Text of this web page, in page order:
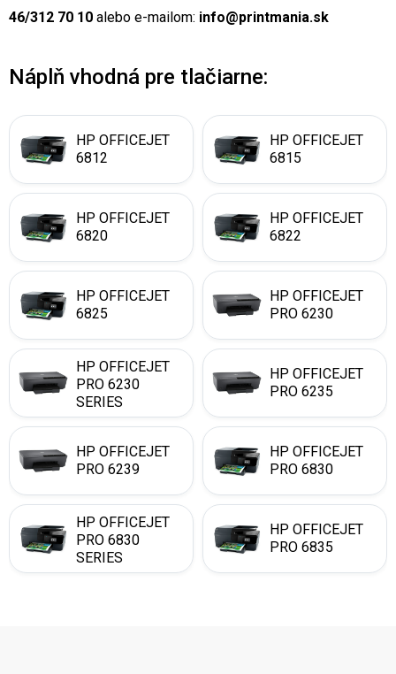
46/312 70 10 alebo e-mailom: info@printmania.sk
Náplň vhodná pre tlačiarne:
HP OFFICEJET
6812
HP OFFICEJET
6815
HP OFFICEJET
6820
HP OFFICEJET
6822
HP OFFICEJET
6825
HP OFFICEJET
PRO 6230
HP OFFICEJET
PRO 6230
SERIES
HP OFFICEJET
PRO 6235
HP OFFICEJET
PRO 6239
HP OFFICEJET
PRO 6830
HP OFFICEJET
PRO 6830
SERIES
HP OFFICEJET
PRO 6835